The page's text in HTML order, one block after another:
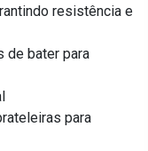
resistência e
de bater para
para